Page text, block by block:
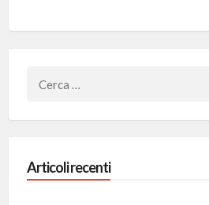
Articoli recenti